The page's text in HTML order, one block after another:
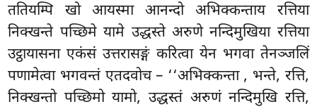
ततियम्पि खो आयस्मा आनन्दो अभिक्कन्ताय रत्तिया
निक्खन्ते पच्छिमे यामे उद्धस्ते अरुणे नन्दिमुखिया रत्तिया
उट्ठायासना एकंसं उत्तरासङ्गं करित्वा येन भगवा तेनञ्जलिं
पणामेत्वा भगवन्तं एतदवोच – ‘‘अभिक्कन्ता , भन्ते, रत्ति,
निक्खन्तो पच्छिमो यामो, उद्धस्तं अरुणं नन्दिमुखि रत्ति,